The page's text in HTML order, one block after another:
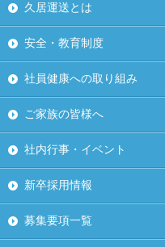
久居運送とは
安全・教育制度
社員健康への取り組み
ご家族の皆様へ
社内行事・イベント
新卒採用情報
募集要項一覧